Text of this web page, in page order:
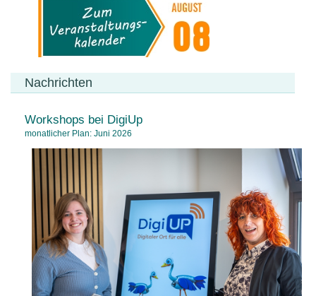
Nachrichten
Workshops bei DigiUp
monatlicher Plan: Juni 2026